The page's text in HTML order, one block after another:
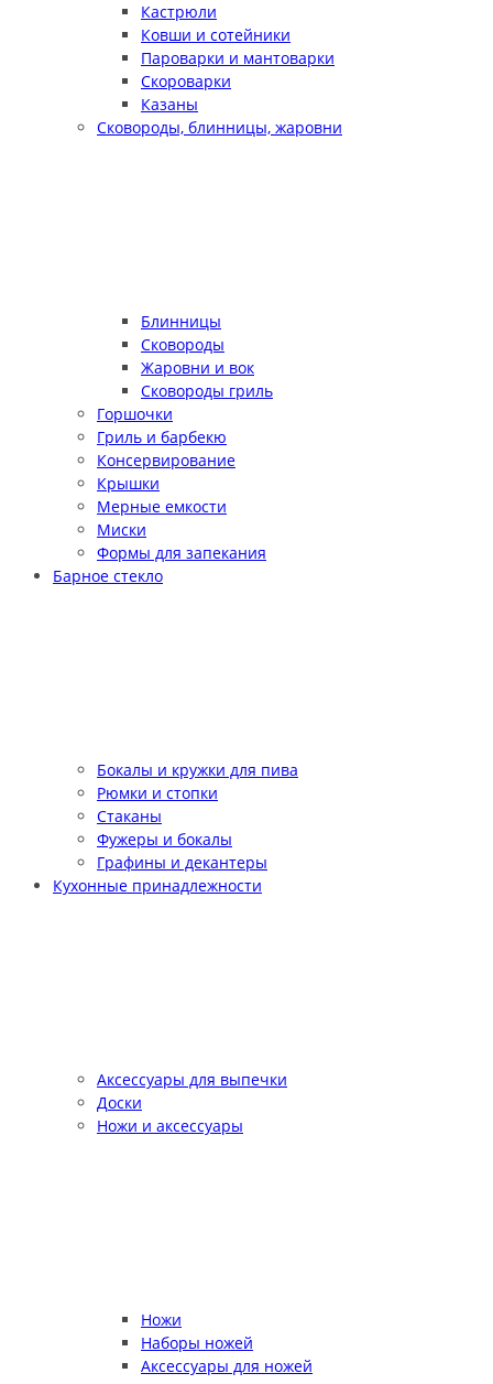
Кастрюли
Ковши и сотейники
Пароварки и мантоварки
Скороварки
Казаны
Сковороды, блинницы, жаровни
Блинницы
Сковороды
Жаровни и вок
Сковороды гриль
Горшочки
Гриль и барбекю
Консервирование
Крышки
Мерные емкости
Миски
Формы для запекания
Барное стекло
Бокалы и кружки для пива
Рюмки и стопки
Стаканы
Фужеры и бокалы
Графины и декантеры
Кухонные принадлежности
Аксессуары для выпечки
Доски
Ножи и аксессуары
Ножи
Наборы ножей
Аксессуары для ножей